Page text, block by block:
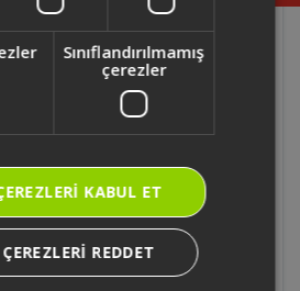
ürününde
karşı şofbende bir önlem
şofben ürünü
hangi enerji
Sınıflandırılmamış
çerezler
KABUL ET
REDDET